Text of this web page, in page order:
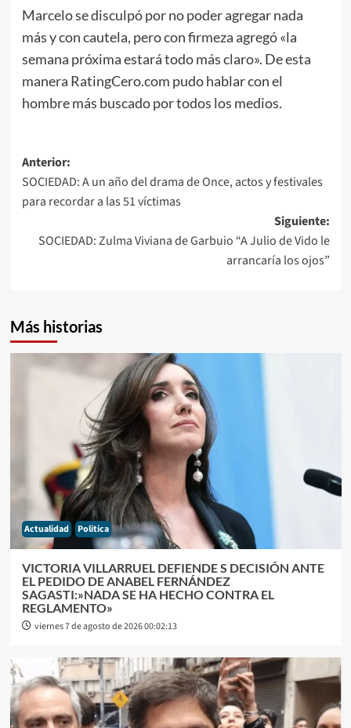
Marcelo se disculpó por no poder agregar nada
más y con cautela, pero con firmeza agregó «la
semana próxima estará todo más claro». De esta
manera RatingCero.com pudo hablar con el
hombre más buscado por todos los medios.
Navegación
de
entradas
Anterior:
SOCIEDAD: A un año del drama de Once, actos y festivales
para recordar a las 51 víctimas
Siguiente:
SOCIEDAD: Zulma Viviana de Garbuio “A Julio de Vido le
arrancaría los ojos”
Más historias
Actualidad Politica
VICTORIA VILLARRUEL DEFIENDE S DECISIÓN ANTE
EL PEDIDO DE ANABEL FERNÁNDEZ
SAGASTI:»NADA SE HA HECHO CONTRA EL
REGLAMENTO»
viernes 7 de agosto de 2026 00:02:13